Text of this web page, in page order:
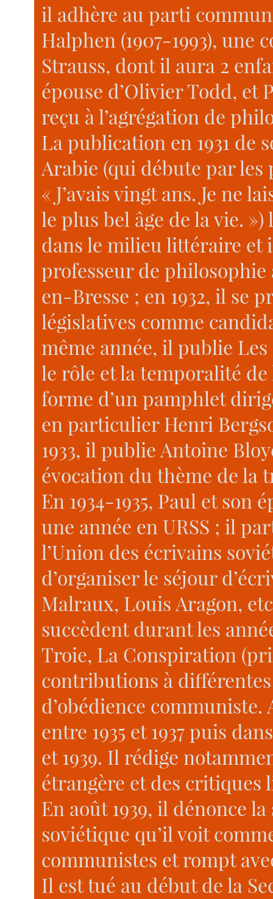
il adhère au parti
Halphen (1907-1993), une
Strauss, dont il aura 2
épouse d’Olivier Todd, et
reçu à l’agrégation de
La publication en 1931 de
Arabie (qui débute par les
« J’avais vingt ans. Je ne
le plus bel âge de la vie.
dans le milieu littéraire et
professeur de
en-Bresse ; en 1932, il se
législatives comme
même année, il publie
le rôle et la temporalité
forme d’un pamphlet
en particulier Henri
1933, il publie Antoine
évocation du thème de la
En 1934-1935, Paul et
une année en URSS ; il
l’Union des écrivains
d’organiser le séjour
Malraux, Louis Aragon,
succèdent durant les
Troie, La Conspiration
contributions à
d’obédience
entre 1935 et 1937 puis
et 1939. Il rédige
étrangère et des critiques
En août 1939, il dénonce
soviétique qu’il voit
communistes et rompt
Il est tué au début de la